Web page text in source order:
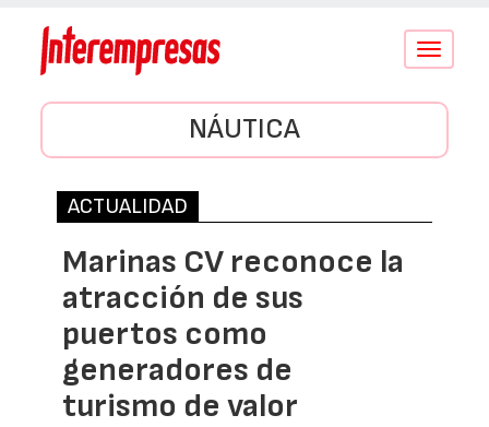
Conmutar
NÁUTICA
ACTUALIDAD
Marinas CV reconoce la
atracción de sus
puertos como
generadores de
turismo de valor